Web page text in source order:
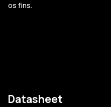
os fins.
Datasheet